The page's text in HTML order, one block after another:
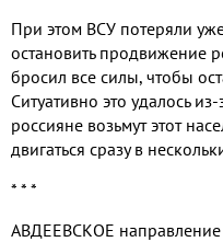
При этом ВСУ потеряли
остановить продвижение
бросил все силы, чтобы
Ситуативно это удалось
россияне возьмут этот
двигаться сразу в
* * *
АВДЕЕВСКОЕ направление